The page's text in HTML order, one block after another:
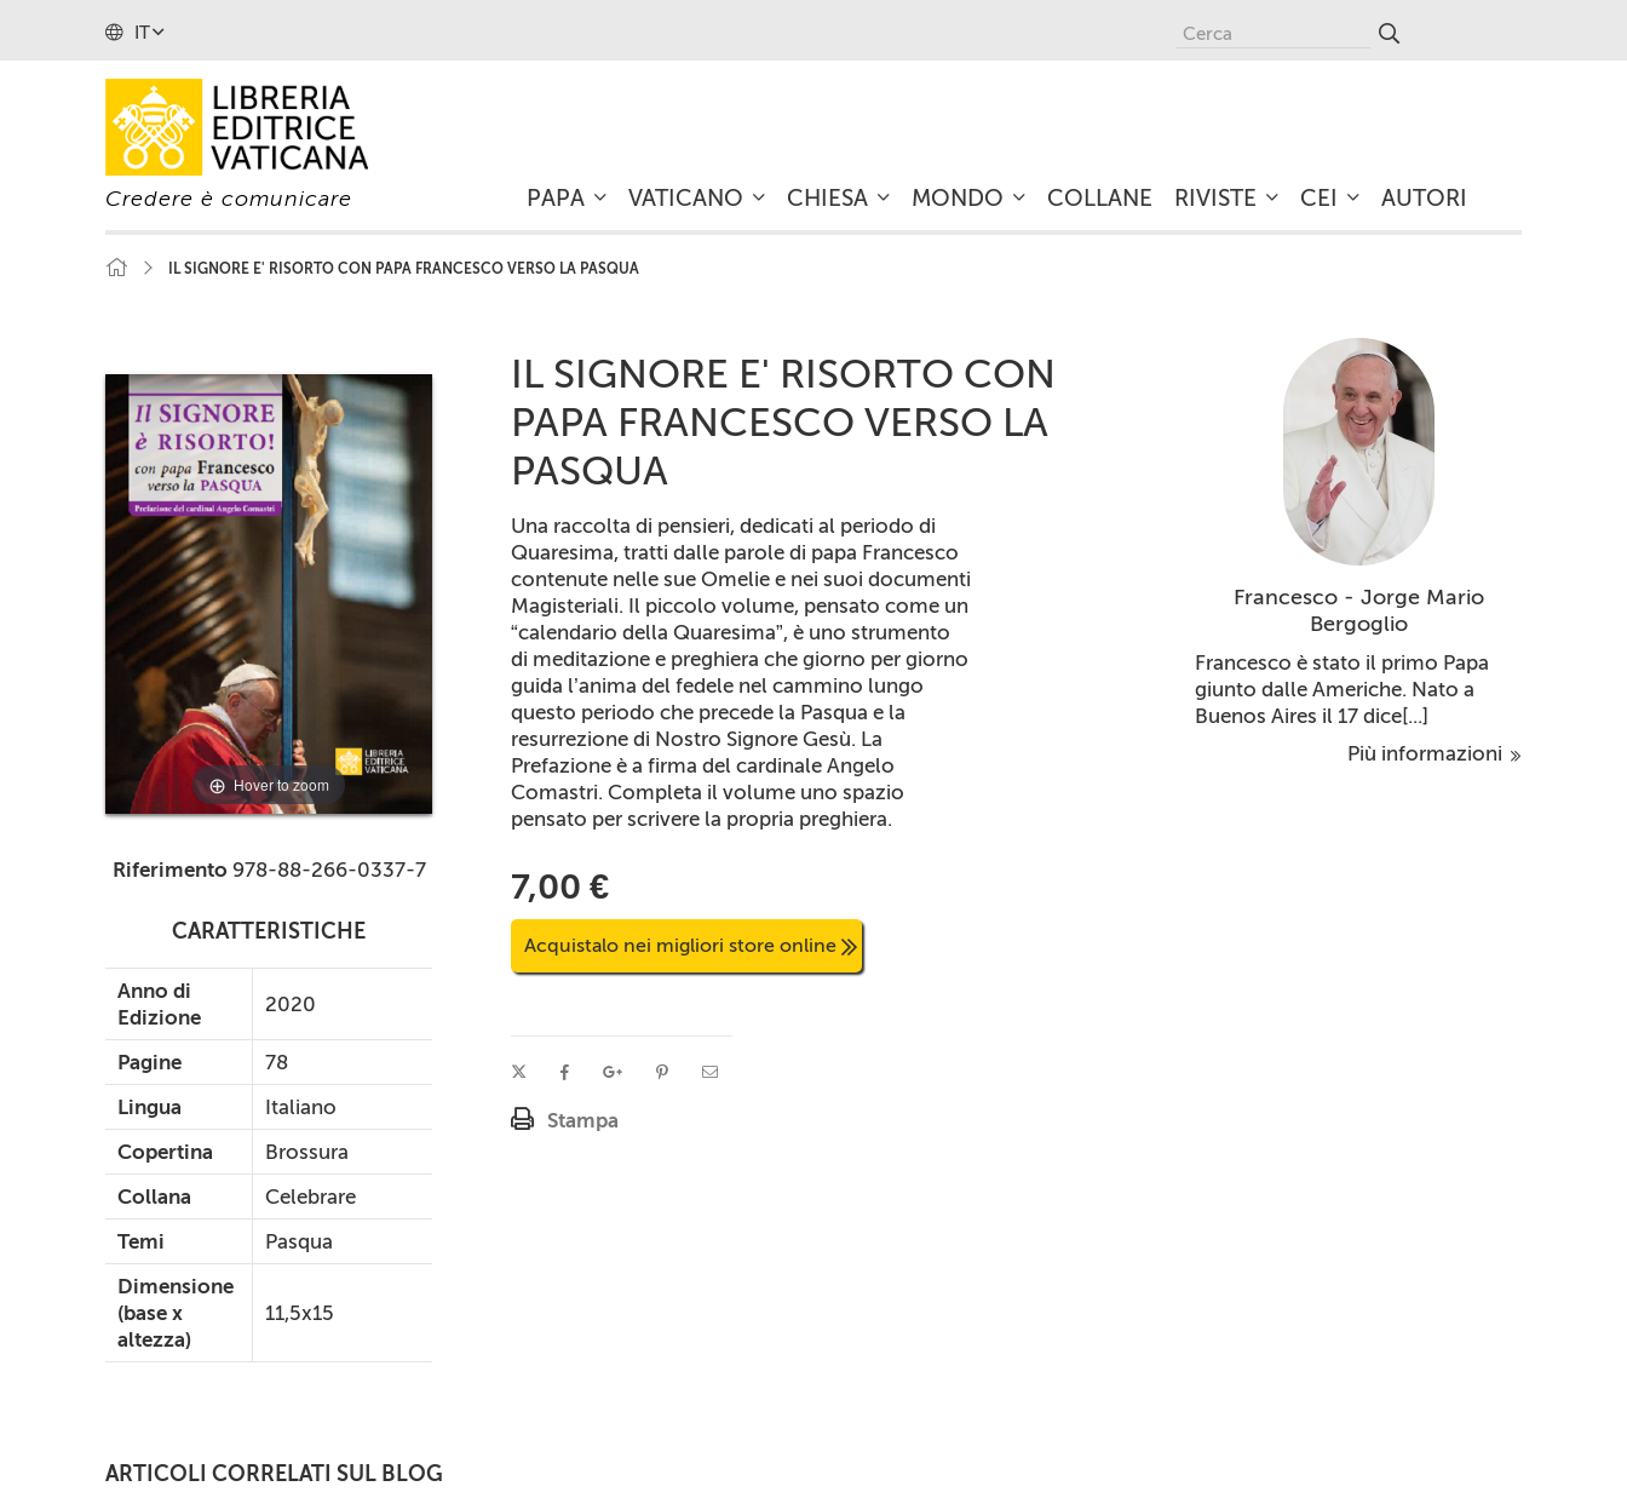
IT
Credere è comunicare PAPA VATICANO CHIESA MONDO COLLANE RIVISTE CEI AUTORI
IL SIGNORE E' RISORTO CON PAPA FRANCESCO VERSO LA PASQUA
Hover to zoom
Riferimento 978-88-266-0337-7
CARATTERISTICHE
Anno di
Edizione
2020
Pagine
78
Lingua
Italiano
Copertina
Brossura
Collana
Celebrare
Temi
Pasqua
Dimensione
(base x
altezza)
11,5x15
IL SIGNORE E' RISORTO CON
PAPA FRANCESCO VERSO LA
PASQUA
Una raccolta di pensieri, dedicati al periodo di
Quaresima, tratti dalle parole di papa Francesco
contenute nelle sue Omelie e nei suoi documenti
Magisteriali. Il piccolo volume, pensato come un
“calendario della Quaresima”, è uno strumento
di meditazione e preghiera che giorno per giorno
guida l’anima del fedele nel cammino lungo
questo periodo che precede la Pasqua e la
resurrezione di Nostro Signore Gesù. La
Prefazione è a firma del cardinale Angelo
Comastri. Completa il volume uno spazio
pensato per scrivere la propria preghiera.
7,00 €
Acquistalo nei migliori store online
Stampa
Francesco - Jorge Mario
Bergoglio
Francesco è stato il primo Papa
giunto dalle Americhe. Nato a
Buenos Aires il 17 dice[...]
Più informazioni
ARTICOLI CORRELATI SUL BLOG